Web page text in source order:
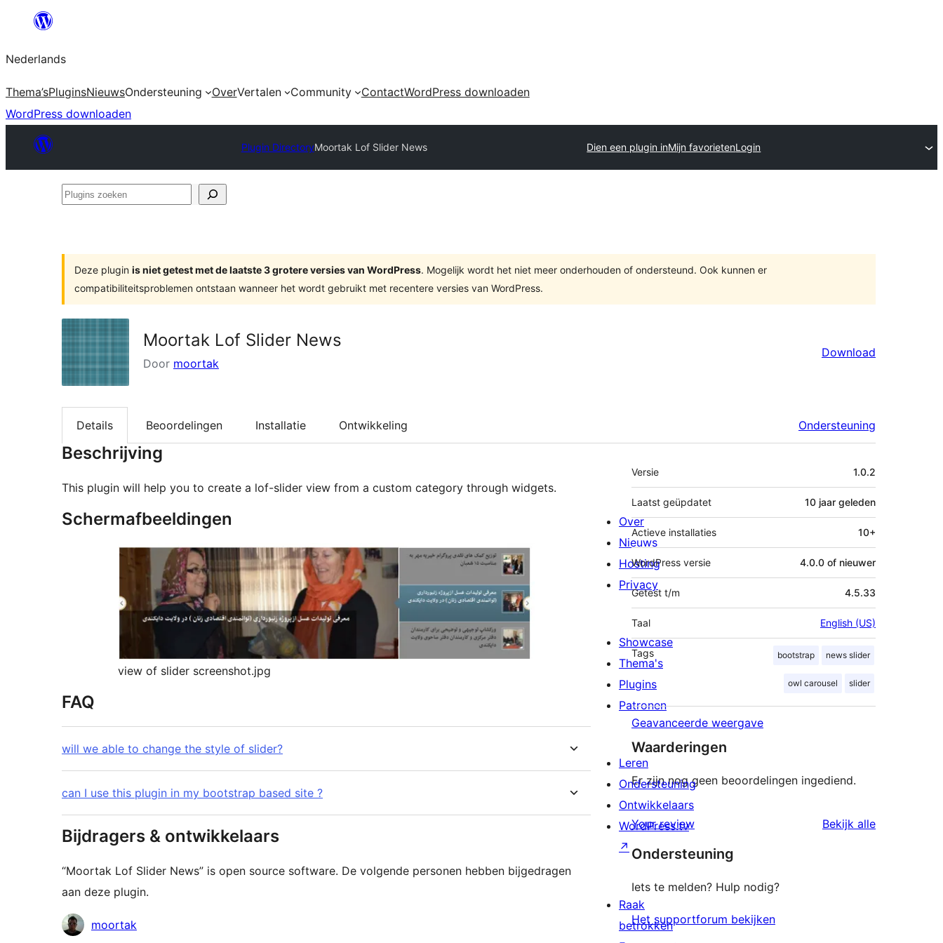
de
inhoud
Nederlands
Thema’sPluginsNieuwsOndersteuning OverVertalen Community ContactWordPress downloaden
WordPress downloaden
Plugin DirectoryMoortak Lof Slider News Dien een plugin inMijn favorietenLogin
Plugins
Deze plugin is niet getest met de laatste 3 grotere versies van WordPress. Mogelijk wordt het niet meer onderhouden of ondersteund. Ook kunnen er
compatibiliteitsproblemen ontstaan wanneer het wordt gebruikt met recentere versies van WordPress.
Moortak Lof Slider News
Door moortak
Download
Details Beoordelingen Installatie Ontwikkeling Ondersteuning
Beschrijving
This plugin will help you to create a lof-slider view from a custom category through widgets.
Schermafbeeldingen
view of slider screenshot.jpg
FAQ
will we able to change the style of slider?
can I use this plugin in my bootstrap based site ?
Bijdragers & ontwikkelaars
“Moortak Lof Slider News” is open source software. De volgende personen hebben bijgedragen
aan deze plugin.
Bijdragersmoortak
Meta
Versie 1.0.2
Laatst geüpdatet 10 jaar geleden
Actieve installaties 10+
WordPress versie 4.0.0 of nieuwer
Getest t/m 4.5.33
Taal English (US)
Tags bootstrap news slider
owl carousel slider
Geavanceerde weergave
Waarderingen
Er zijn nog geen beoordelingen ingediend.
Your review Bekijk alle
Ondersteuning
Iets te melden? Hulp nodig?
Het supportforum bekijken
Over
Nieuws
Hosting
Privacy
Showcase
Thema's
Plugins
Patronen
Leren
Ondersteuning
Ontwikkelaars
WordPress.tv
↗
Raak
betrokken